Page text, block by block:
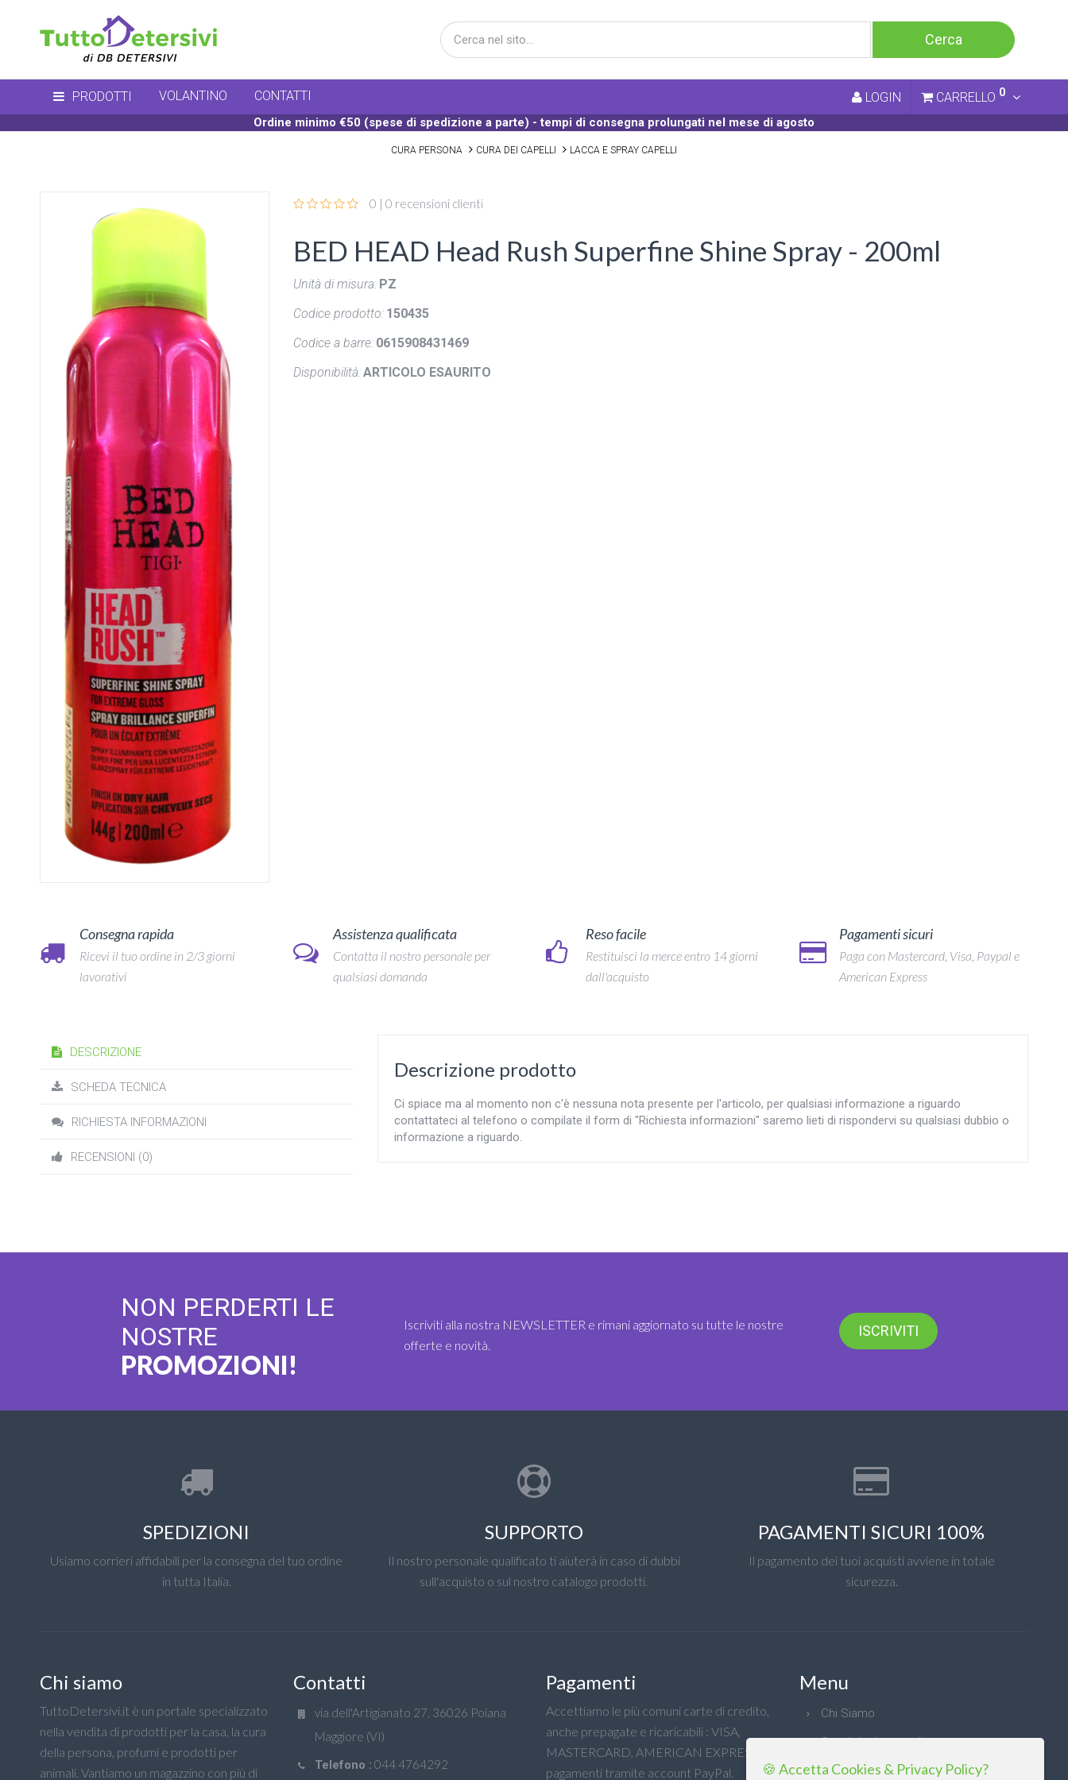
PRODOTTI VOLANTINO CONTATTI LOGIN CARRELLO 0
Ordine minimo €50 (spese di spedizione a parte) - tempi di consegna prolungati nel mese di agosto
CURA PERSONA CURA DEI CAPELLI LACCA E SPRAY CAPELLI
0 | 0 recensioni clienti
BED HEAD Head Rush Superfine Shine Spray - 200ml
Unità di misura: PZ
Codice prodotto: 150435
Codice a barre: 0615908431469
Disponibilità:ARTICOLO ESAURITO
Consegna rapida
Ricevi il tuo ordine in 2/3 giorni
lavorativi
Assistenza qualificata
Contatta il nostro personale per
qualsiasi domanda
Reso facile
Restituisci la merce entro 14 giorni
dall'acquisto
Pagamenti sicuri
Paga con Mastercard, Visa, Paypal e
American Express
DESCRIZIONE
SCHEDA TECNICA
RICHIESTA INFORMAZIONI
RECENSIONI (0)
Descrizione prodotto
Ci spiace ma al momento non c'è nessuna nota presente per l'articolo, per qualsiasi informazione a riguardo
contattateci al telefono o compilate il form di "Richiesta informazioni" saremo lieti di rispondervi su qualsiasi dubbio o
informazione a riguardo.
NON PERDERTI LE
NOSTRE
PROMOZIONI!
Iscriviti alla nostra NEWSLETTER e rimani aggiornato su tutte le nostre
offerte e novità.
ISCRIVITI
SPEDIZIONI
Usiamo corrieri affidabili per la consegna del tuo ordine
in tutta Italia.
SUPPORTO
Il nostro personale qualificato ti aiuterà in caso di dubbi
sull'acquisto o sul nostro catalogo prodotti.
PAGAMENTI SICURI 100%
Il pagamento dei tuoi acquisti avviene in totale
sicurezza.
Chi siamo
TuttoDetersivi.it è un portale specializzato
nella vendita di prodotti per la casa, la cura
della persona, profumi e prodotti per
animali. Vantiamo un magazzino con più di
Contatti
via dell'Artigianato 27, 36026 Poiana
Maggiore (VI)
Telefono : 044 4764292
Pagamenti
Accettiamo le più comuni carte di credito,
anche prepagate e ricaricabili : VISA,
MASTERCARD, AMERICAN EXPRESS e
pagamenti tramite account PayPal.
Menu
Chi Siamo
Condizioni generali
Privacy
🍪 Accetta Cookies & Privacy Policy?